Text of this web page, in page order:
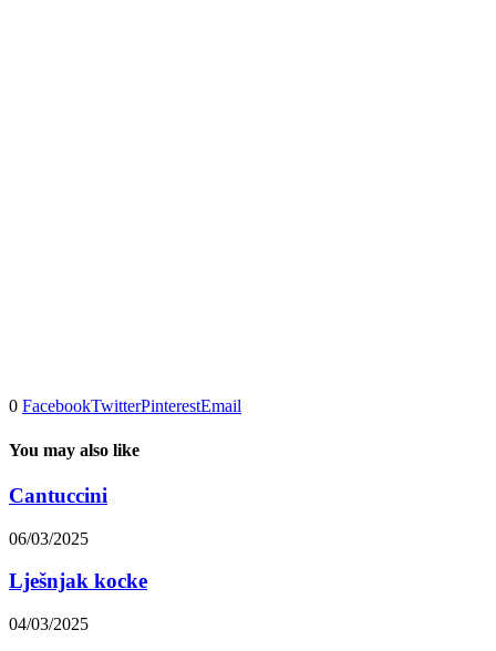
0 FacebookTwitterPinterestEmail
You may also like
Cantuccini
06/03/2025
Lješnjak kocke
04/03/2025